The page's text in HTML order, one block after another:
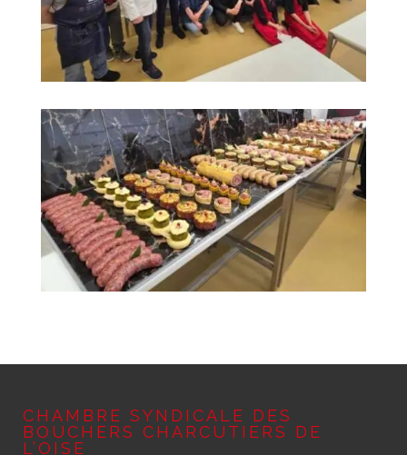
CHAMBRE SYNDICALE DES
BOUCHERS CHARCUTIERS DE
L’OISE